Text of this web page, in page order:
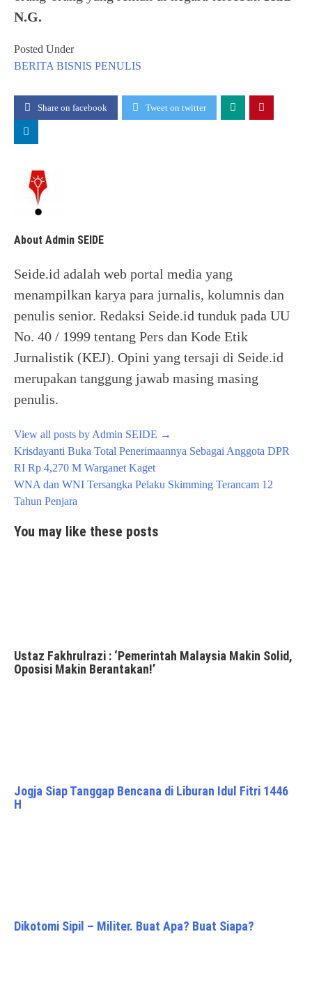
N.G.
Posted Under
BERITA BISNIS PENULIS
Share on facebook Tweet on twitter
About Admin SEIDE
Seide.id adalah web portal media yang
menampilkan karya para jurnalis, kolumnis dan
penulis senior. Redaksi Seide.id tunduk pada UU
No. 40 / 1999 tentang Pers dan Kode Etik
Jurnalistik (KEJ). Opini yang tersaji di Seide.id
merupakan tanggung jawab masing masing
penulis.
View all posts by Admin SEIDE →
Post
navigation
Krisdayanti Buka Total Penerimaannya Sebagai Anggota DPR
RI Rp 4,270 M Warganet Kaget
WNA dan WNI Tersangka Pelaku Skimming Terancam 12
Tahun Penjara
You may like these posts
Ustaz Fakhrulrazi : ‘Pemerintah Malaysia Makin Solid,
Oposisi Makin Berantakan!’
Jogja Siap Tanggap Bencana di Liburan Idul Fitri 1446
H
Dikotomi Sipil – Militer. Buat Apa? Buat Siapa?